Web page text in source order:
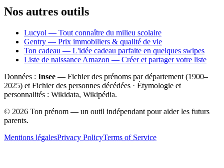
Nos autres outils
Lucyol — Tout connaître du milieu scolaire
Gentry — Prix immobiliers & qualité de vie
Ton cadeau — L'idée cadeau parfaite en quelques swipes
Liste de naissance Amazon — Créer et partager votre liste
Données : Insee — Fichier des prénoms par département (1900–
2025) et Fichier des personnes décédées · Étymologie et
personnalités : Wikidata, Wikipédia.
© 2026 Ton prénom — un outil indépendant pour aider les futurs
parents.
Mentions légalesPrivacy PolicyTerms of Service